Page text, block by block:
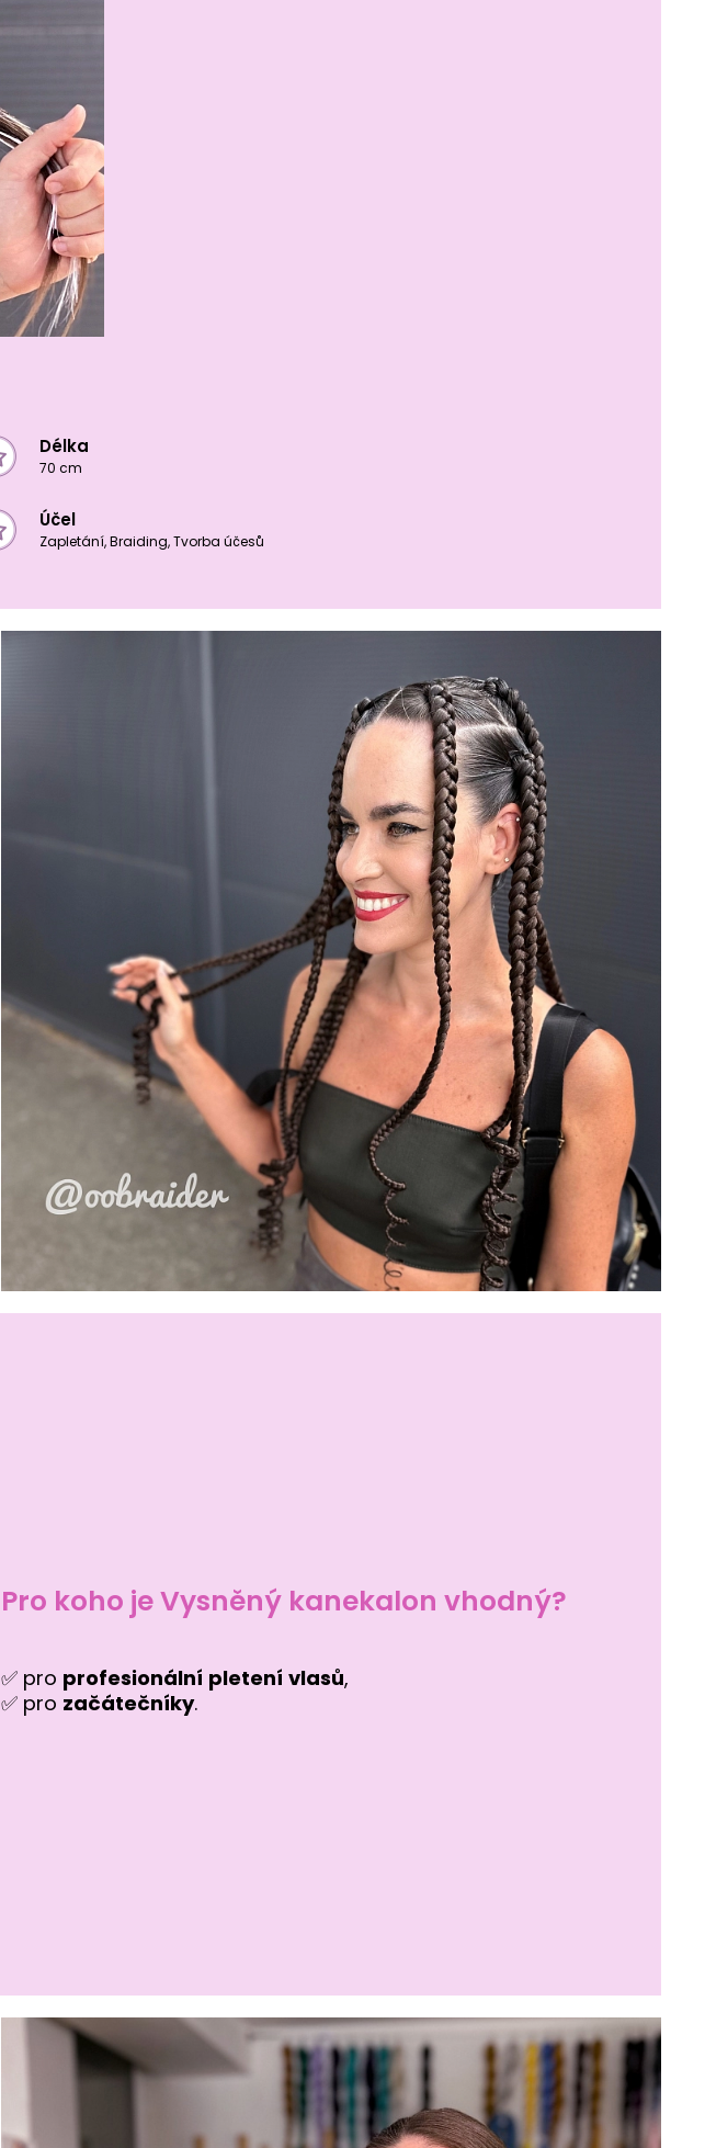
Délka
70 cm
Účel
Zapletání, Braiding, Tvorba účesů
Pro koho je Vysněný kanekalon vhodný?
✅ pro profesionální pletení vlasů,
✅ pro začátečníky.